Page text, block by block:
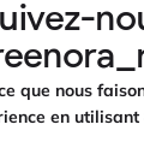
que nous
en